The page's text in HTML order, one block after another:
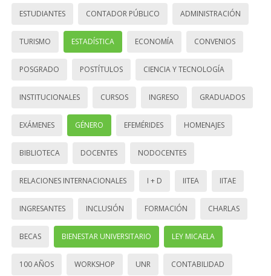
ESTUDIANTES CONTADOR PÚBLICO ADMINISTRACIÓN
TURISMO ESTADÍSTICA ECONOMÍA CONVENIOS
POSGRADO POSTÍTULOS CIENCIA Y TECNOLOGÍA
INSTITUCIONALES CURSOS INGRESO GRADUADOS
EXÁMENES GÉNERO EFEMÉRIDES HOMENAJES
BIBLIOTECA DOCENTES NODOCENTES
RELACIONES INTERNACIONALES I + D IITEA IITAE
INGRESANTES INCLUSIÓN FORMACIÓN CHARLAS
BECAS BIENESTAR UNIVERSITARIO LEY MICAELA
100 AÑOS WORKSHOP UNR CONTABILIDAD